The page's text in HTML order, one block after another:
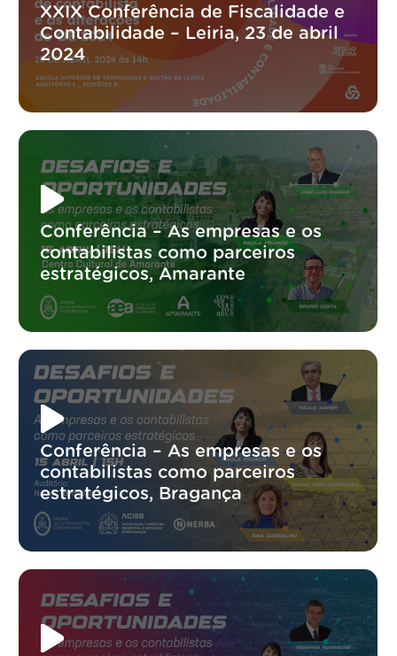
XXIX Conferência de Fiscalidade e
Contabilidade – Leiria, 23 de abril
2024
Conferência – As empresas e os
contabilistas como parceiros
estratégicos, Amarante
Conferência – As empresas e os
contabilistas como parceiros
estratégicos, Bragança